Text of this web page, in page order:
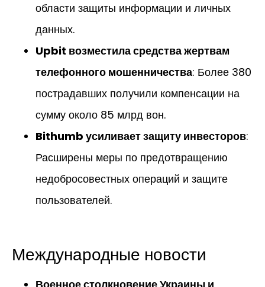
области защиты информации и личных
данных.
Upbit возместила средства жертвам
телефонного мошенничества: Более 380
пострадавших получили компенсации на
сумму около 85 млрд вон.
Bithumb усиливает защиту инвесторов:
Расширены меры по предотвращению
недобросовестных операций и защите
пользователей.
Международные новости